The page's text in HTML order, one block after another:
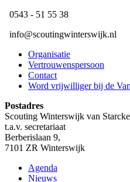
​ 0543 - 51 55 38
​ ​info@scoutingwinterswijk.nl
Organisatie
Vertrouwenspersoon
Contact
Word vrijwilliger bij de
Postadres
Scouting Winterswijk van
t.a.v. secretariaat
Berberislaan 9,
7101 ZR Winterswijk
Agenda
Nieuws